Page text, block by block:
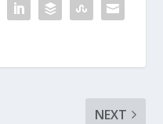
NEXT